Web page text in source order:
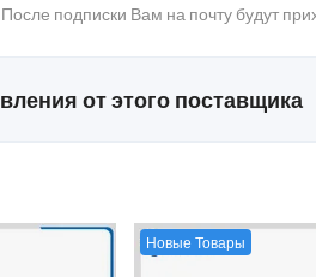
После подписки Вам на почту будут
от этого поставщика
Новые Товары